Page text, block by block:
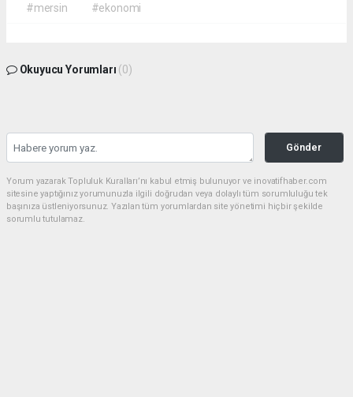
#mersin #ekonomi
Okuyucu Yorumları (0)
Gönder
Yorum yazarak Topluluk Kuralları’nı kabul etmiş bulunuyor ve inovatifhaber.com
sitesine yaptığınız yorumunuzla ilgili doğrudan veya dolaylı tüm sorumluluğu tek
başınıza üstleniyorsunuz. Yazılan tüm yorumlardan site yönetimi hiçbir şekilde
sorumlu tutulamaz.